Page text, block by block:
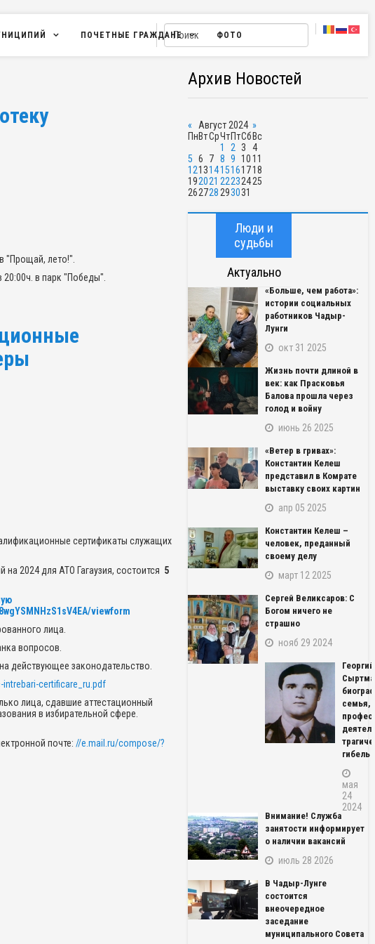
ПОЧЕТНЫЕ ГРАЖДАНЕ ФОТО
"Прощай, лето!".
20:00ч. в парк "Победы".
сертификаты служащих
2024 для АТО Гагаузия, состоится 5
viewform
лица.
вопросов.
действующее законодательство.
certificare_ru.pdf
лица, сдавшие аттестационный
в избирательной сфере.
почте: //e.mail.ru/compose/?
Архив Новостей
« Август 2024 »
ПнВтСрЧт ПтСб Вс
1
2 3
4
5 6 7 8 9 1011
12131415161718
192021 222324 25
262728 293031
Люди и
судьбы
Актуально
«Больше, чем работа»:
истории социальных
работников Чадыр-
Лунги
окт 31 2025
Жизнь почти длиной в
век: как Прасковья
Балова прошла через
голод и войну
июнь 26 2025
«Ветер в гривах»:
Константин Келеш
представил в Комрате
выставку своих картин
апр 05 2025
Константин Келеш –
человек, преданный
своему делу
март 12 2025
Сергей Великсаров: С
Богом ничего не
страшно
нояб 29 2024
Георгий
семья,
гибель
мая
24
2024
Внимание! Служба
занятости информирует
о наличии вакансий
июль 28 2026
В Чадыр-Лунге
состоится
внеочередное
заседание
муниципального Совета